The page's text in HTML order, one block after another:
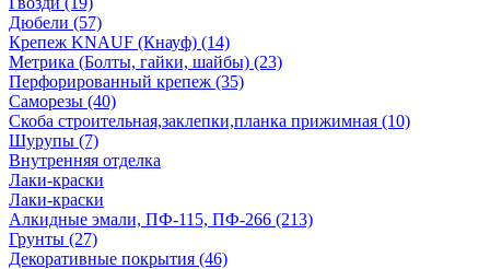
Дюбели (57)
Крепеж KNAUF (Кнауф) (14)
Метрика (Болты, гайки, шайбы) (23)
Перфорированный крепеж (35)
Саморезы (40)
Скоба строительная,заклепки,планка прижимная (10)
Шурупы (7)
Внутренняя отделка
Лаки-краски
Лаки-краски
Алкидные эмали, ПФ-115, ПФ-266 (213)
Грунты (27)
Декоративные покрытия (46)